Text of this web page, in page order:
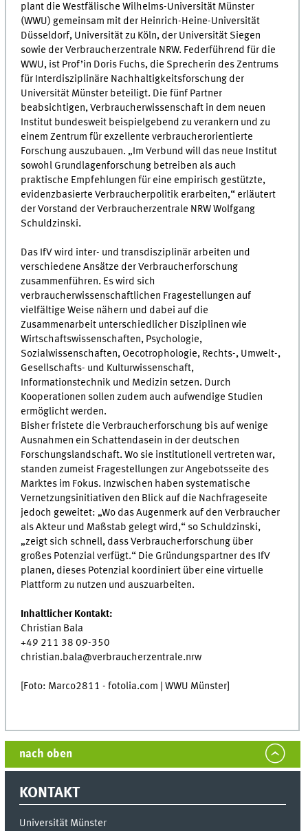
plant die Westfälische Wilhelms-Universität Münster
(WWU) gemeinsam mit der Heinrich-Heine-Universität
Düsseldorf, Universität zu Köln, der Universität Siegen
sowie der Verbraucherzentrale NRW. Federführend für die
WWU, ist Prof’in Doris Fuchs, die Sprecherin des Zentrums
für Interdisziplinäre Nachhaltigkeitsforschung der
Universität Münster beteiligt. Die fünf Partner
beabsichtigen, Verbraucherwissenschaft in dem neuen
Institut bundesweit beispielgebend zu verankern und zu
einem Zentrum für exzellente verbraucherorientierte
Forschung auszubauen. „Im Verbund will das neue Institut
sowohl Grundlagenforschung betreiben als auch
praktische Empfehlungen für eine empirisch gestützte,
evidenzbasierte Verbraucherpolitik erarbeiten,“ erläutert
der Vorstand der Verbraucherzentrale NRW Wolfgang
Schuldzinski.
Das IfV wird inter- und transdisziplinär arbeiten und
verschiedene Ansätze der Verbraucherforschung
zusammenführen. Es wird sich
verbraucherwissenschaftlichen Fragestellungen auf
vielfältige Weise nähern und dabei auf die
Zusammenarbeit unterschiedlicher Disziplinen wie
Wirtschaftswissenschaften, Psychologie,
Sozialwissenschaften, Oecotrophologie, Rechts-, Umwelt-,
Gesellschafts- und Kulturwissenschaft,
Informationstechnik und Medizin setzen. Durch
Kooperationen sollen zudem auch aufwendige Studien
ermöglicht werden.
Bisher fristete die Verbraucherforschung bis auf wenige
Ausnahmen ein Schattendasein in der deutschen
Forschungslandschaft. Wo sie institutionell vertreten war,
standen zumeist Fragestellungen zur Angebotsseite des
Marktes im Fokus. Inzwischen haben systematische
Vernetzungsinitiativen den Blick auf die Nachfrageseite
jedoch geweitet: „Wo das Augenmerk auf den Verbraucher
als Akteur und Maßstab gelegt wird,“ so Schuldzinski,
„zeigt sich schnell, dass Verbraucherforschung über
großes Potenzial verfügt.“ Die Gründungspartner des IfV
planen, dieses Potenzial koordiniert über eine virtuelle
Plattform zu nutzen und auszuarbeiten.
Inhaltlicher Kontakt:
Christian Bala
+49 211 38 09-350
christian.bala@verbraucherzentrale.nrw
[Foto: Marco2811 - fotolia.com | WWU Münster]
nach oben
KONTAKT
Universität Münster